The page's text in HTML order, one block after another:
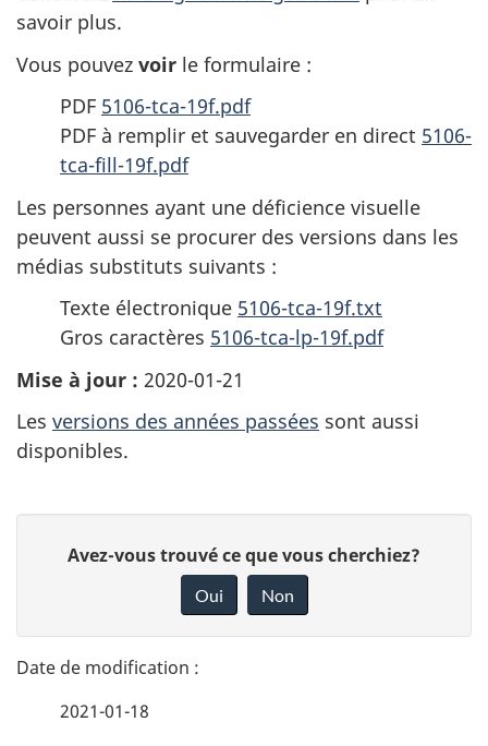
savoir plus.
Vous pouvez voir le formulaire :
PDF 5106-tca-19f.pdf
PDF à remplir et sauvegarder en direct 5106-
tca-fill-19f.pdf
Les personnes ayant une déficience visuelle
peuvent aussi se procurer des versions dans les
médias substituts suivants :
Texte électronique 5106-tca-19f.txt
Gros caractères 5106-tca-lp-19f.pdf
Mise à jour : 2020-01-21
Les versions des années passées sont aussi
disponibles.
t
a
n
Avez-vous trouvé ce que vous cherchiez?
Oui Non
2021-01-18